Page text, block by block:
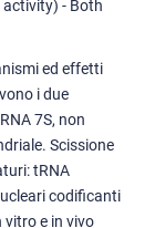
activity) - Both
ed effetti
i due
7S, non
Scissione
tRNA
codificanti
e in vivo